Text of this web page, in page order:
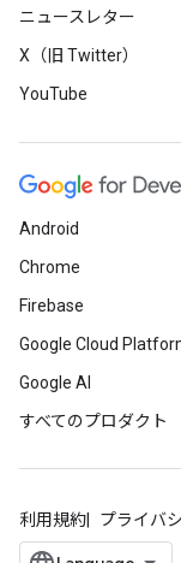
ニュースレター
X（旧 Twitter）
YouTube
Android
Chrome
Firebase
Google Cloud
Google AI
すべてのプロダクト
利用規約 プライバ